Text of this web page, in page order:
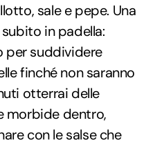
sale e pepe. Una
in padella:
per suddividere
finché non saranno
otterrai delle
morbide dentro,
con le salse che